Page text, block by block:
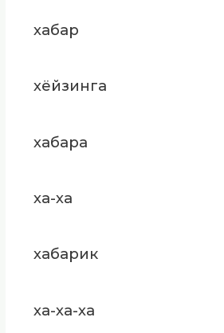
хабар
хёйзинга
хабара
ха-ха
хабарик
ха-ха-ха